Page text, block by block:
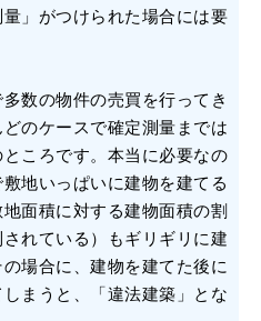
」がつけられた場合には要
数の物件の売買を行ってき
のケースで確定測量までは
ころです。本当に必要なの
地いっぱいに建物を建てる
面積に対する建物面積の割
れている）もギリギリに建
場合に、建物を建てた後に
まうと、「違法建築」とな